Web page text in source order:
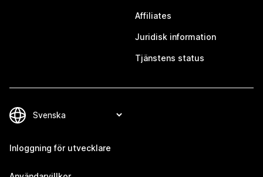
Affiliates
Juridisk information
Tjänstens status
Inloggning för utvecklare